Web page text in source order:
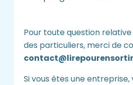
Pour toute question
des particuliers, merci de
Si vous êtes une entreprise,